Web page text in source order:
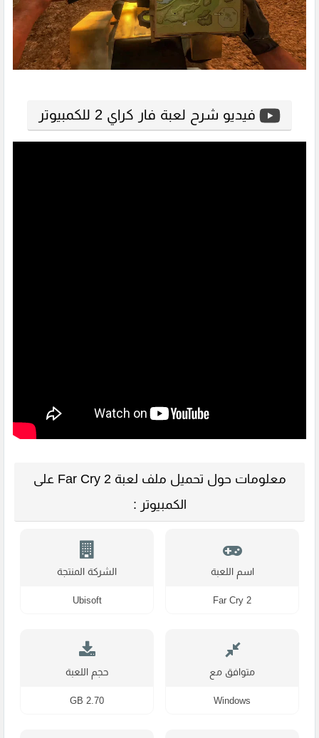
فيديو شرح لعبة فار كراي 2 للكمبيوتر
معلومات حول تحميل ملف لعبة Far Cry 2 على
الكمبيوتر :
اسم اللعبة
Far Cry 2
الشركة المنتجة
Ubisoft
متوافق مع
Windows
حجم اللعبة
2.70 GB